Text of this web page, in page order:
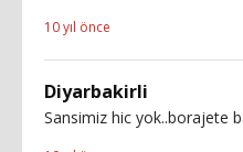
10 yıl önce
Diyarbakirli
Sansimiz hic yok..borajete